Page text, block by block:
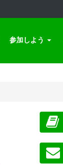
参加しよう